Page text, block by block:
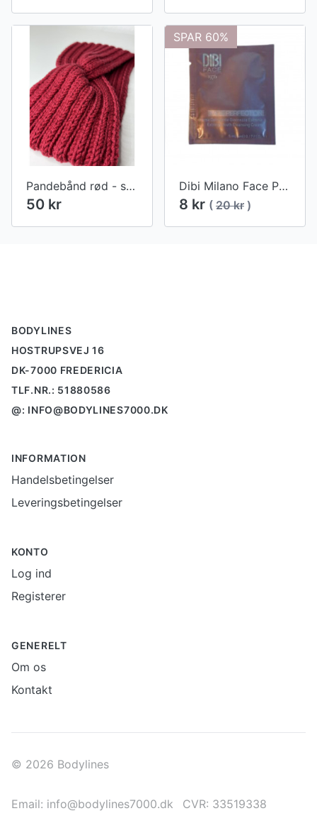
Pandebånd rød - strikket
50 kr
SPAR 60%
Dibi Milano Face Perfection extreme youth cleansing cream 5 ml. (prøve/refill)
8 kr ( 20 kr )
BODYLINES
HOSTRUPSVEJ 16
DK-7000 FREDERICIA
TLF.NR.: 51880586
@: INFO@BODYLINES7000.DK
INFORMATION
Handelsbetingelser
Leveringsbetingelser
KONTO
Log ind
Registerer
GENERELT
Om os
Kontakt
© 2026 Bodylines
Email: info@bodylines7000.dk CVR: 33519338